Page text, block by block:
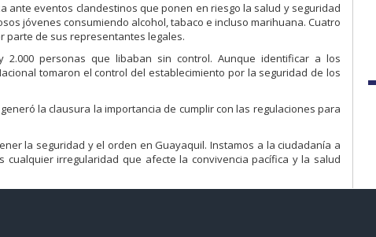
ante eventos clandestinos que ponen en riesgo la salud y seguridad
jóvenes consumiendo alcohol, tabaco e incluso marihuana. Cuatro
parte de sus representantes legales.
personas que libaban sin control. Aunque identificar a los
tomaron el control del establecimiento por la seguridad de los
la clausura la importancia de cumplir con las regulaciones para
la seguridad y el orden en Guayaquil. Instamos a la ciudadanía a
irregularidad que afecte la convivencia pacífica y la salud